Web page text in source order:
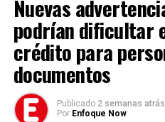
según Forbes
NO TE PIERDAS
Top 10: mujeres más ricas
familiares
Enfoque Now
Nuevas
podrían dificultar
crédito para
documentos
Publicado 2 semanas atrás
Por Enfoque Now